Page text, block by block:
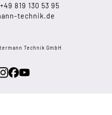
+49 819 130 53 95
technik.de
Technik GmbH